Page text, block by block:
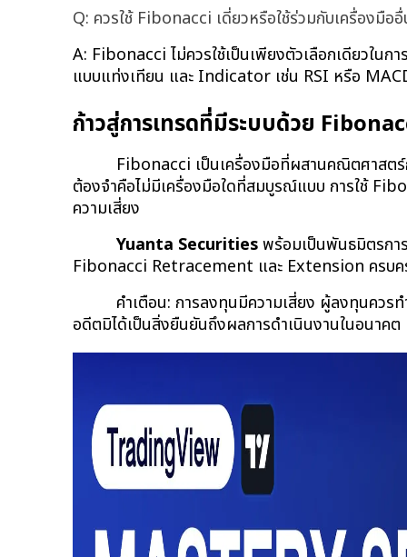
Q: ควรใช้ Fibonacci เดี่ยวหรือใช้ร่วมกับเครื่องมือ
A: Fibonacci ไม่ควรใช้เป็นเพียงตัวเลือกเดียวในก
แบบแท่งเทียน และ Indicator เช่น RSI หรือ
ก้าวสู่การเทรดที่มีระบบด้วย
Fibonacci เป็นเครื่องมือที่ผสานคณิตศาสต
ต้องจำคือไม่มีเครื่องมือใดที่สมบูรณ์แบบ การใช้
ความเสี่ยง
Yuanta Securities พร้อมเป็นพันธมิตรก
Fibonacci Retracement และ Extension ครบค
คำเตือน: การลงทุนมีความเสี่ยง ผู้ลงทุนควร
อดีตมิได้เป็นสิ่งยืนยันถึงผลการดำเนินงานในอนาค